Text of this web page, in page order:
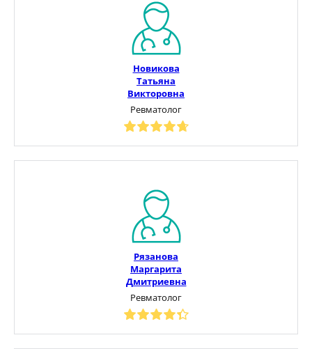
Новикова
Татьяна
Викторовна
Ревматолог
Рязанова
Маргарита
Дмитриевна
Ревматолог